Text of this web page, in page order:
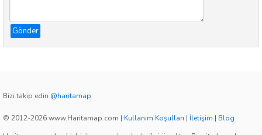
Gönder
Bizi takip edin @haritamap
© 2012-2026 www.Haritamap.com | Kullanım Koşulları | İletişim | Blog